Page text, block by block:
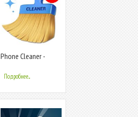
Phone Cleaner -
Antivirus
Подробнее...